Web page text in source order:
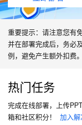
重要提示：请注意您有
并在部署完成后，务必
例，避免产生额外扣费。
热门任务
完成在线部署，上传
箱和社区积分！
加入